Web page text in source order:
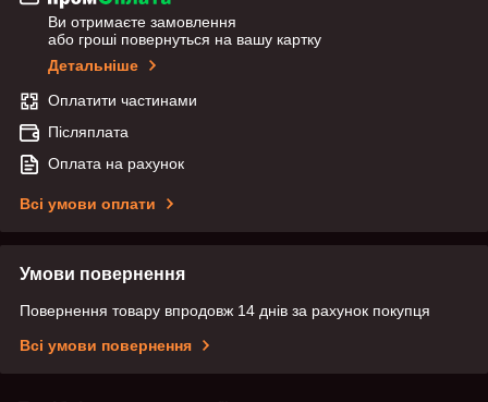
Ви отримаєте замовлення
або гроші повернуться на вашу картку
Детальніше
Оплатити частинами
Післяплата
Оплата на рахунок
Всі умови оплати
Умови повернення
Повернення товару впродовж 14 днів за рахунок покупця
Всі умови повернення